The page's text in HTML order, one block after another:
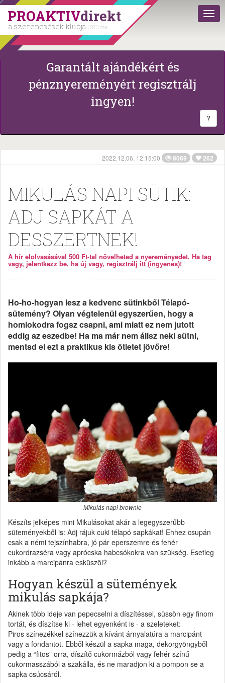
PROAKTIVdirekt
a szerencsések klubja | 2011 óta
Garantált ajándékért és
pénznyereményért regisztrálj
ingyen!
?
2022.12.06. 12:15:00 8069 262
MIKULÁS NAPI SÜTIK:
ADJ SAPKÁT A
DESSZERTNEK!
A hír elolvasásával 500 Ft-tal növelheted a nyereményedet. Ha tag
vagy, jelentkezz be, ha új vagy, regisztrálj itt (ingyenes)!
Ho-ho-hogyan lesz a kedvenc sütinkből Télapó-
sütemény? Olyan végtelenül egyszerűen, hogy a
homlokodra fogsz csapni, ami miatt ez nem jutott
eddig az eszedbe! Ha ma már nem állsz neki sütni,
mentsd el ezt a praktikus kis ötletet jövőre!
Mikulás napi brownie
Készíts jelképes mini Mikulásokat akár a legegyszerűbb
süteményekből is: Adj rájuk cuki télapó sapkákat! Ehhez csupán
csak a némi tejszínhabra, jó pár eperszemre és fehér
cukordrazséra vagy aprócska habcsókokra van szükség. Esetleg
inkább a marcipánra esküszöl?
Hogyan készül a sütemények
mikulás sapkája?
Akinek több ideje van pepecselni a díszítéssel, süssön egy finom
tortát, és díszítse ki - lehet egyenként is - a szeleteket:
Piros színezékkel színezzük a kívánt árnyalatúra a marcipánt
vagy a fondantot. Ebből készül a sapka maga, dekorgyöngyből
pedig a “fitos” orra, díszítő cukormázból vagy fehér színű
cukormasszából a szakálla, és ne maradjon ki a pompon se a
sapka csúcsáról.